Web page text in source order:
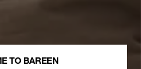
TO BAREEN